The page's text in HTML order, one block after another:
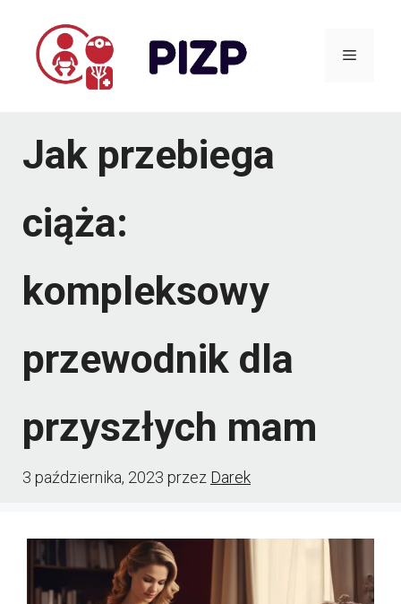
Menu
Jak przebiega
ciąża:
kompleksowy
przewodnik dla
przyszłych mam
3 października, 2023 przez Darek